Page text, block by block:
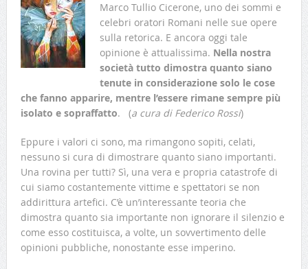
Marco Tullio Cicerone, uno dei sommi e
celebri oratori Romani nelle sue opere
sulla retorica. E ancora oggi tale
opinione è attualissima. Nella nostra
società tutto dimostra quanto siano
tenute in considerazione solo le cose
che fanno apparire, mentre l’essere rimane sempre più
isolato e sopraffatto. (a cura di Federico Rossi)
Eppure i valori ci sono, ma rimangono sopiti, celati,
nessuno si cura di dimostrare quanto siano importanti.
Una rovina per tutti? Sì, una vera e propria catastrofe di
cui siamo costantemente vittime e spettatori se non
addirittura artefici. C’è un’interessante teoria che
dimostra quanto sia importante non ignorare il silenzio e
come esso costituisca, a volte, un sovvertimento delle
opinioni pubbliche, nonostante esse imperino.